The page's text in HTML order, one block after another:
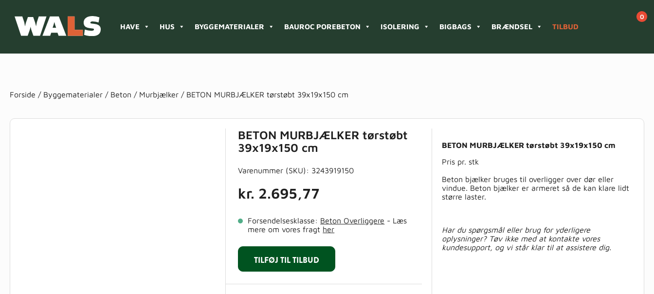
HAVE HUS BYGGEMATERIALER BAUROC POREBETON ISOLERING BIGBAGS BRÆNDSEL TILBUD
Forside / Byggematerialer / Beton / Murbjælker / BETON MURBJÆLKER tørstøbt 39x19x150 cm
BETON MURBJÆLKER tørstøbt
39x19x150 cm
Varenummer (SKU): 3243919150
kr. 2.695,77
Forsendelsesklasse: Beton Overliggere - Læs
mere om vores fragt her
TILFØJ TIL TILBUD
BETON MURBJÆLKER tørstøbt 39x19x150 cm
Pris pr. stk
Beton bjælker bruges til overligger over dør eller
vindue. Beton bjælker er armeret så de kan klare lidt
større laster.
Har du spørgsmål eller brug for yderligere
oplysninger? Tøv ikke med at kontakte vores
kundesupport, og vi står klar til at assistere dig.